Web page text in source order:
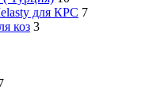
для КРС 7
коз 3